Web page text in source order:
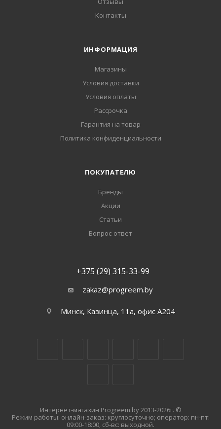
Контакты
ИНФОРМАЦИЯ
Магазины
Условия доставки
Условия оплаты
Рассрочка
Гарантия на товар
Политика конфиденциальности
ПОКУПАТЕЛЮ
Бренды
Акции
Статьи
Вопрос-ответ
+375 (29) 315-33-99
zakaz@progreem.by
Минск, Казинца, 11а, офис А204
Интернет-магазин Progreem.by 2013-2026г. ©
Режим работы: онлайн-заказ: круглосуточно; оператор: пн-пт:
09:00-18:00, сб-вс: выходной.